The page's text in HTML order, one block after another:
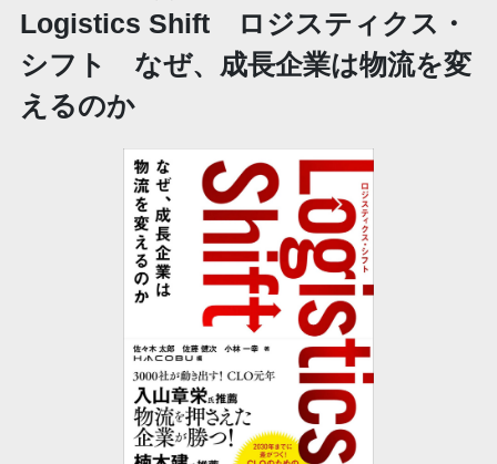
Logistics Shift ロジスティクス・
シフト なぜ、成長企業は物流を変
えるのか